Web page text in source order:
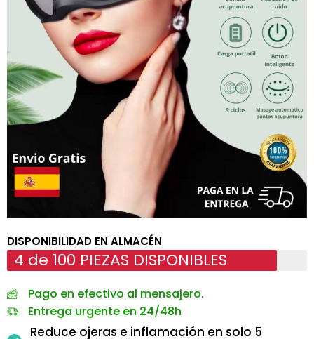
DISPONIBILIDAD EN ALMACÉN
4 de 100 PIEZAS DISPONIBLES
Pago en efectivo al mensajero.
Entrega urgente en 24/48h
Reduce ojeras e inflamación en solo 5